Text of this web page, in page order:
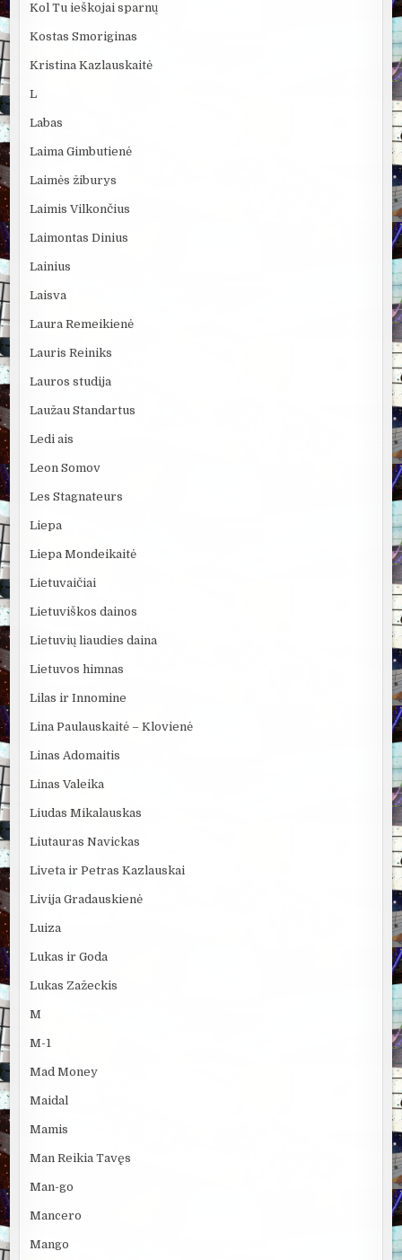
Kol Tu ieškojai sparnų
Kostas Smoriginas
Kristina Kazlauskaitė
L
Labas
Laima Gimbutienė
Laimės žiburys
Laimis Vilkončius
Laimontas Dinius
Lainius
Laisva
Laura Remeikienė
Lauris Reiniks
Lauros studija
Laužau Standartus
Ledi ais
Leon Somov
Les Stagnateurs
Liepa
Liepa Mondeikaitė
Lietuvaičiai
Lietuviškos dainos
Lietuvių liaudies daina
Lietuvos himnas
Lilas ir Innomine
Lina Paulauskaitė – Klovienė
Linas Adomaitis
Linas Valeika
Liudas Mikalauskas
Liutauras Navickas
Liveta ir Petras Kazlauskai
Livija Gradauskienė
Luiza
Lukas ir Goda
Lukas Zažeckis
M
M-1
Mad Money
Maidal
Mamis
Man Reikia Tavęs
Man-go
Mancero
Mango